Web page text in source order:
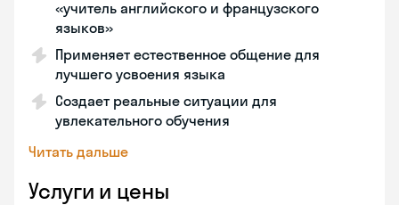
«учитель английского и французского
языков»
Применяет естественное общение для
лучшего усвоения языка
Создает реальные ситуации для
увлекательного обучения
Читать дальше
Услуги и цены